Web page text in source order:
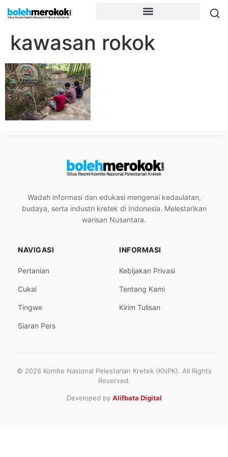
kawasan rokok
Wadah informasi dan edukasi mengenai kedaulatan,
budaya, serta industri kretek di Indonesia. Melestarikan
warisan Nusantara.
NAVIGASI
Pertanian
Cukai
Tingwe
Siaran Pers
INFORMASI
Kebijakan Privasi
Tentang Kami
Kirim Tulisan
© 2026 Komite Nasional Pelestarian Kretek (KNPK). All Rights
Reserved.
Developed by Alifbata Digital